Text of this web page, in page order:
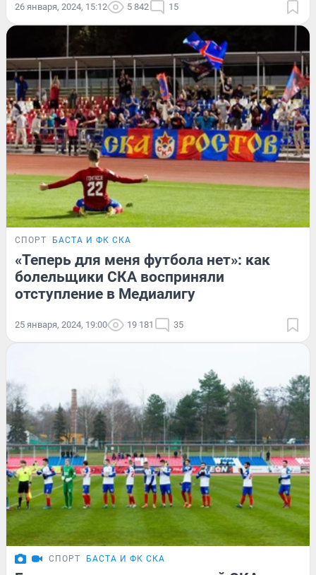
26 января, 2024, 15:12 5 842 15
СПОРТ БАСТА И ФК СКА
«Теперь для меня футбола нет»: как
болельщики СКА восприняли
отступление в Медиалигу
25 января, 2024, 19:00 19 181 35
СПОРТ БАСТА И ФК СКА